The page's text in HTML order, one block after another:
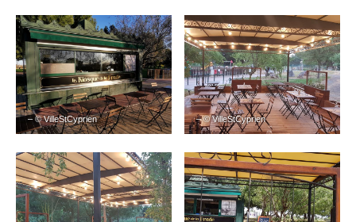
– © VilleStCyprien – © VilleStCyprien